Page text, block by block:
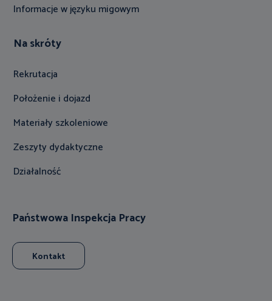
Informacje w języku migowym
Na skróty
Rekrutacja
Położenie i dojazd
Materiały szkoleniowe
Zeszyty dydaktyczne
Działalność
Państwowa Inspekcja Pracy
Kontakt